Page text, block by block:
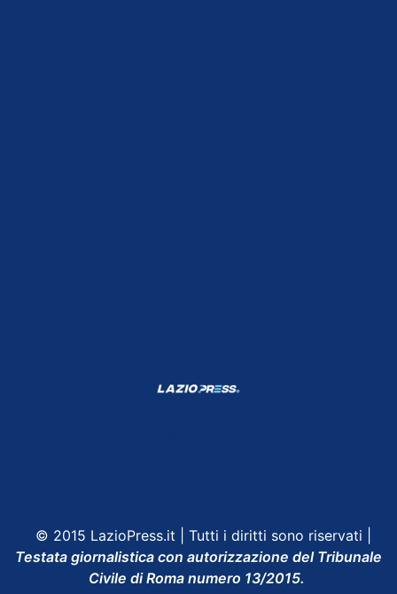
© 2015 LazioPress.it | Tutti i diritti sono riservati |
Testata giornalistica con autorizzazione del Tribunale
Civile di Roma numero 13/2015.